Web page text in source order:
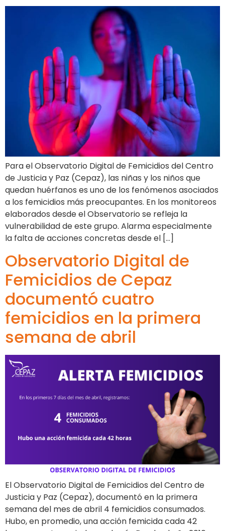
Para el Observatorio Digital de Femicidios del Centro
de Justicia y Paz (Cepaz), las niñas y los niños que
quedan huérfanos es uno de los fenómenos asociados
a los femicidios más preocupantes. En los monitoreos
elaborados desde el Observatorio se refleja la
vulnerabilidad de este grupo. Alarma especialmente
la falta de acciones concretas desde el […]
Observatorio Digital de
Femicidios de Cepaz
documentó cuatro
femicidios en la primera
semana de abril
El Observatorio Digital de Femicidios del Centro de
Justicia y Paz (Cepaz), documentó en la primera
semana del mes de abril 4 femicidios consumados.
Hubo, en promedio, una acción femicida cada 42